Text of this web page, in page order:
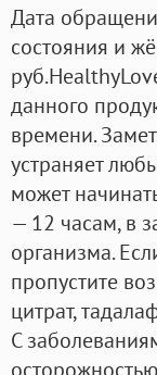
Дата
состояния и
данного
времени.
устраняет
может
— 12 часам, в
организма.
пропустите
цитрат,
С